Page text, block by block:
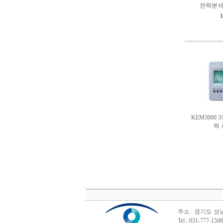
전력분
KEM3000
력
주소 : 경기도 성
Tel : 031-777-